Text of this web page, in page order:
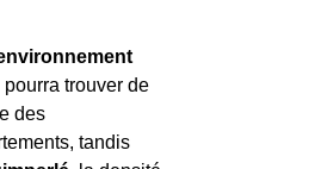
trouver de
des
tandis